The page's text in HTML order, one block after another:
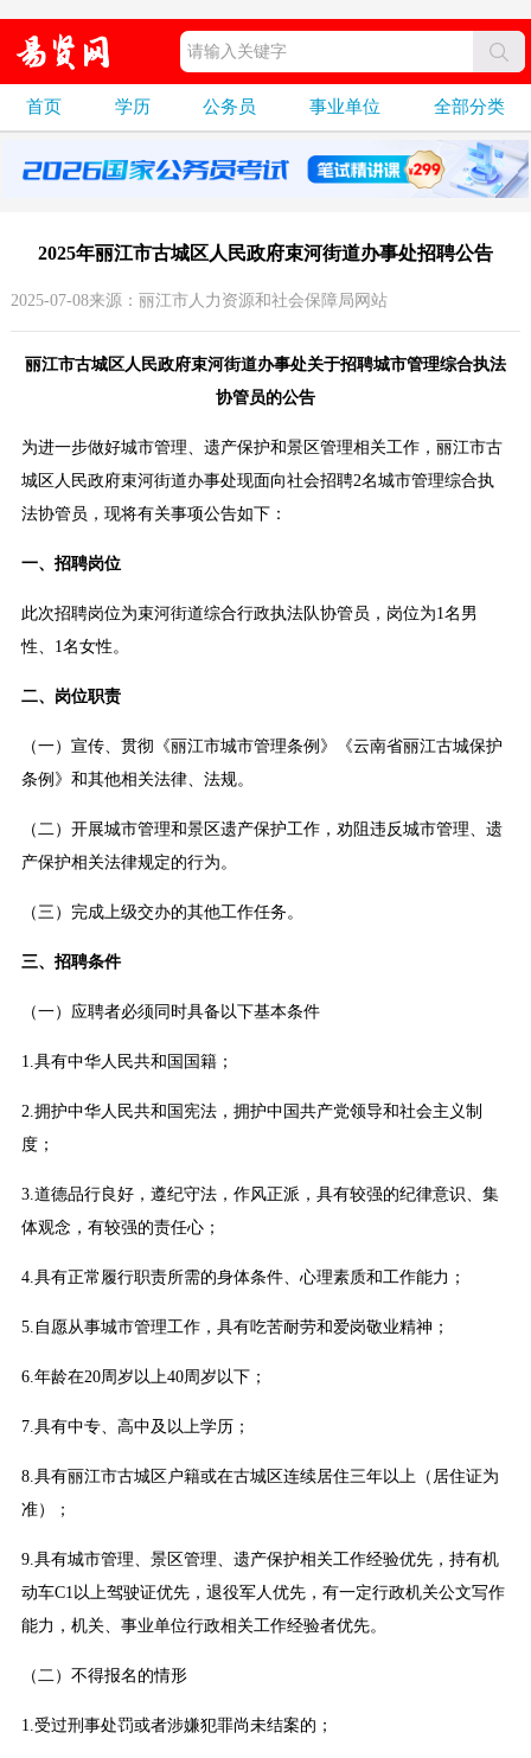
首页 学历 公务员 事业单位 全部分类
2025年丽江市古城区人民政府束河街道办事处招聘公告
2025-07-08来源：丽江市人力资源和社会保障局网站
丽江市古城区人民政府束河街道办事处关于招聘城市管理综合执法
协管员的公告
为进一步做好城市管理、遗产保护和景区管理相关工作，丽江市古
城区人民政府束河街道办事处现面向社会招聘2名城市管理综合执
法协管员，现将有关事项公告如下：
一、招聘岗位
此次招聘岗位为束河街道综合行政执法队协管员，岗位为1名男
性、1名女性。
二、岗位职责
（一）宣传、贯彻《丽江市城市管理条例》《云南省丽江古城保护
条例》和其他相关法律、法规。
（二）开展城市管理和景区遗产保护工作，劝阻违反城市管理、遗
产保护相关法律规定的行为。
（三）完成上级交办的其他工作任务。
三、招聘条件
（一）应聘者必须同时具备以下基本条件
1.具有中华人民共和国国籍；
2.拥护中华人民共和国宪法，拥护中国共产党领导和社会主义制
度；
3.道德品行良好，遵纪守法，作风正派，具有较强的纪律意识、集
体观念，有较强的责任心；
4.具有正常履行职责所需的身体条件、心理素质和工作能力；
5.自愿从事城市管理工作，具有吃苦耐劳和爱岗敬业精神；
6.年龄在20周岁以上40周岁以下；
7.具有中专、高中及以上学历；
8.具有丽江市古城区户籍或在古城区连续居住三年以上（居住证为
准）；
9.具有城市管理、景区管理、遗产保护相关工作经验优先，持有机
动车C1以上驾驶证优先，退役军人优先，有一定行政机关公文写作
能力，机关、事业单位行政相关工作经验者优先。
（二）不得报名的情形
1.受过刑事处罚或者涉嫌犯罪尚未结案的；